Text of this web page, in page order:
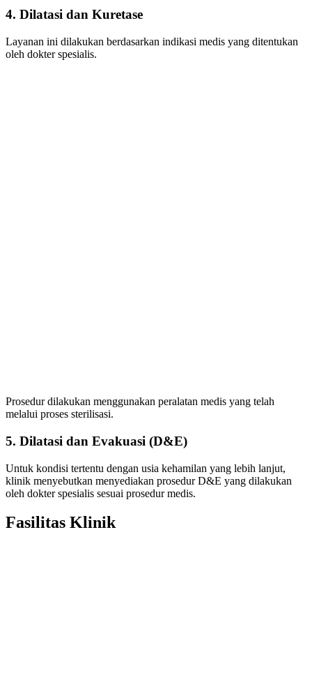
4. Dilatasi dan Kuretase
Layanan ini dilakukan berdasarkan indikasi medis yang ditentukan
oleh dokter spesialis.
Prosedur dilakukan menggunakan peralatan medis yang telah
melalui proses sterilisasi.
5. Dilatasi dan Evakuasi (D&E)
Untuk kondisi tertentu dengan usia kehamilan yang lebih lanjut,
klinik menyebutkan menyediakan prosedur D&E yang dilakukan
oleh dokter spesialis sesuai prosedur medis.
Fasilitas Klinik